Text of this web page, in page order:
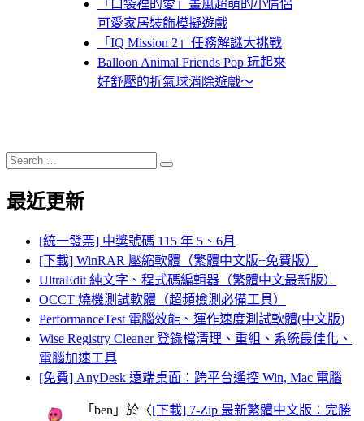
「口袋裡的愛」畫風超萌的小情侶
可愛家居裝飾模擬遊戲
「IQ Mission 2」任務解謎大挑戰
Balloon Animal Friends Pop 玩起來
好舒壓的折氣球消除遊戲～
Search
for:
Search
最近更新
[統一發票] 中獎號碼 115 年 5、6月
[下載] WinRAR 壓縮軟體（繁體中文版+免費版）
UltraEdit 純文字、程式碼編輯器（繁體中文最新版）
OCCT 燒機測試軟體（超頻檢測必備工具）
PerformanceTest 電腦效能、運作速度測試軟體(中文版)
Wise Registry Cleaner 登錄檔清理、重組、系統最佳化、
電腦加速工具
[免費] AnyDesk 遠端桌面：跨平台遙控 Win, Mac 電腦
「 ben 」於〈[下載] 7-Zip 最新繁體中文版：完勝